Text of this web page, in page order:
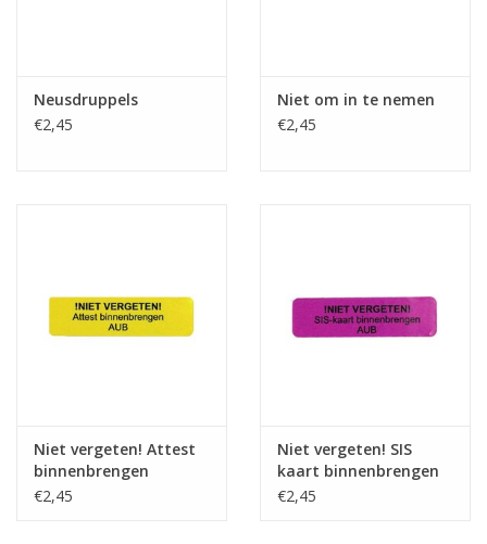
Neusdruppels
€2,45
Niet om in te nemen
€2,45
Niet vergeten! Attest
binnenbrengen
€2,45
Niet vergeten! SIS
kaart binnenbrengen
€2,45